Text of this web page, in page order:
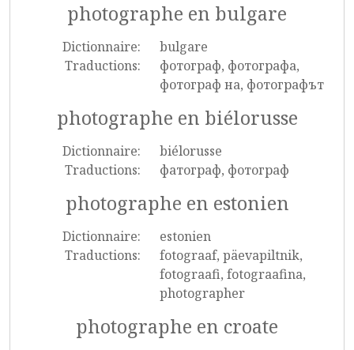
photographe en bulgare
Dictionnaire:
bulgare
Traductions:
фотограф, фотографа,
фотограф на, фотографът
photographe en biélorusse
Dictionnaire:
biélorusse
Traductions:
фатограф, фотограф
photographe en estonien
Dictionnaire:
estonien
Traductions:
fotograaf, päevapiltnik,
fotograafi, fotograafina,
photographer
photographe en croate